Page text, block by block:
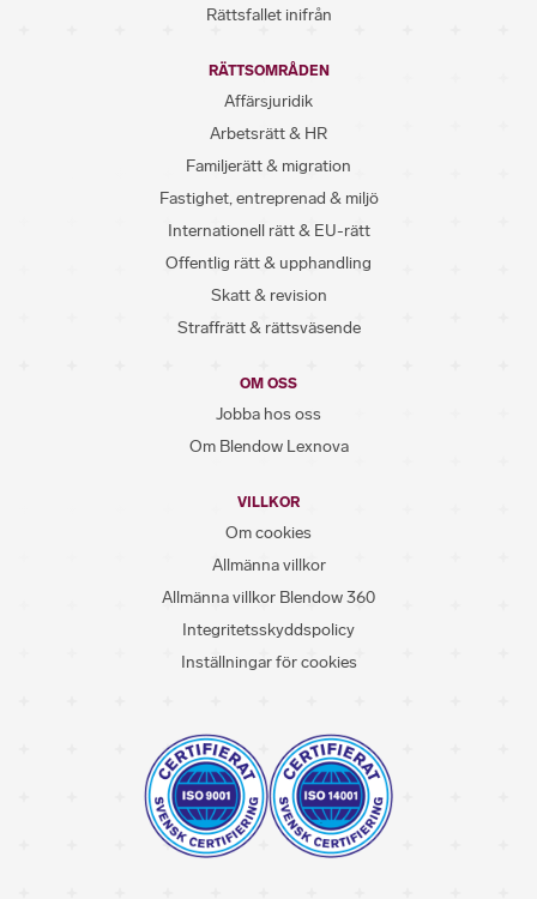
Rättsfallet inifrån
RÄTTSOMRÅDEN
Affärsjuridik
Arbetsrätt & HR
Familjerätt & migration
Fastighet, entreprenad & miljö
Internationell rätt & EU-rätt
Offentlig rätt & upphandling
Skatt & revision
Straffrätt & rättsväsende
OM OSS
Jobba hos oss
Om Blendow Lexnova
VILLKOR
Om cookies
Allmänna villkor
Allmänna villkor Blendow 360
Integritetsskyddspolicy
Inställningar för cookies